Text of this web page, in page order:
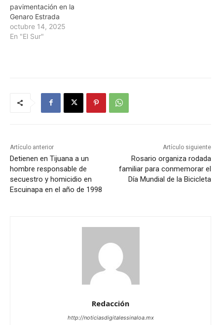
pavimentación en la
Genaro Estrada
octubre 14, 2025
En "El Sur"
Artículo anterior
Detienen en Tijuana a un
hombre responsable de
secuestro y homicidio en
Escuinapa en el año de 1998
Artículo siguiente
Rosario organiza rodada
familiar para conmemorar el
Día Mundial de la Bicicleta
Redacción
http://noticiasdigitalessinaloa.mx